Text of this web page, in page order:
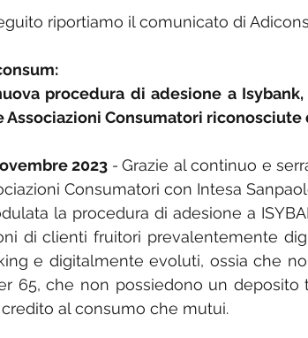
riportiamo il comunicato di
procedura di adesione a
Associazioni Consumatori
2023 - Grazie al continuo e
Consumatori con Intesa
la procedura di adesione a
di clienti fruitori prevalentemente
e digitalmente evoluti, ossia che
65, che non possiedono un
al consumo che mutui.